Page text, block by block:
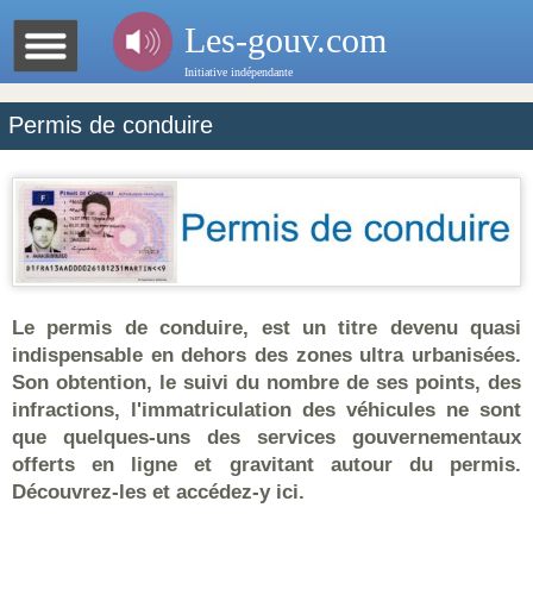
Les-gouv.com
Initiative indépendante
Permis de conduire
Le permis de conduire, est un titre devenu quasi
indispensable en dehors des zones ultra urbanisées.
Son obtention, le suivi du nombre de ses points, des
infractions, l'immatriculation des véhicules ne sont
que quelques-uns des services gouvernementaux
offerts en ligne et gravitant autour du permis.
Découvrez-les et accédez-y ici.